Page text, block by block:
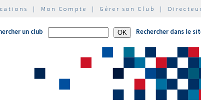
| Mon Compte | Gérer son Club |
un club Rechercher dans le